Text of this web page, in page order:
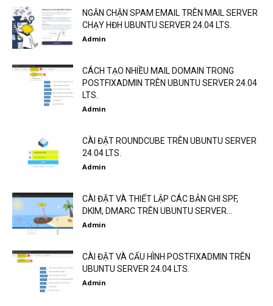
NGĂN CHẶN SPAM EMAIL TRÊN MAIL SERVER
CHẠY HĐH UBUNTU SERVER 24.04 LTS.
Admin
CÁCH TẠO NHIỀU MAIL DOMAIN TRONG
POSTFIXADMIN TRÊN UBUNTU SERVER 24.04
LTS.
Admin
CÀI ĐẶT ROUNDCUBE TRÊN UBUNTU SERVER
24.04 LTS.
Admin
CÀI ĐẶT VÀ THIẾT LẬP CÁC BẢN GHI SPF,
DKIM, DMARC TRÊN UBUNTU SERVER...
Admin
CÀI ĐẶT VÀ CẤU HÌNH POSTFIXADMIN TRÊN
UBUNTU SERVER 24.04 LTS.
Admin